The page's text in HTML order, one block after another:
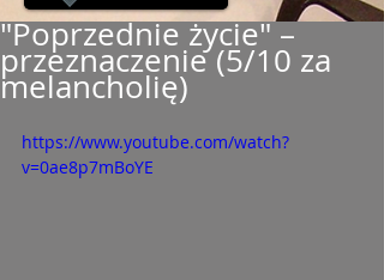
"Poprzednie życie" –
przeznaczenie (5/10 za
melancholię)
https://www.youtube.com/watch?
v=0ae8p7mBoYE